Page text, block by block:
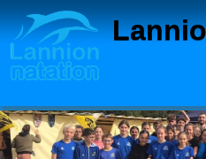
Panneau de gestion des cookies